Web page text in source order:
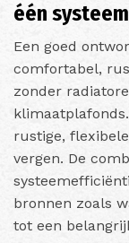
één systeem
Een goed
comfortabel,
zonder
rustige,
vergen. De
bronnen zoals
tot een